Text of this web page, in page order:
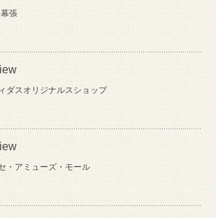
張
ダスオリジナルスショップ
・アミューズ・モール